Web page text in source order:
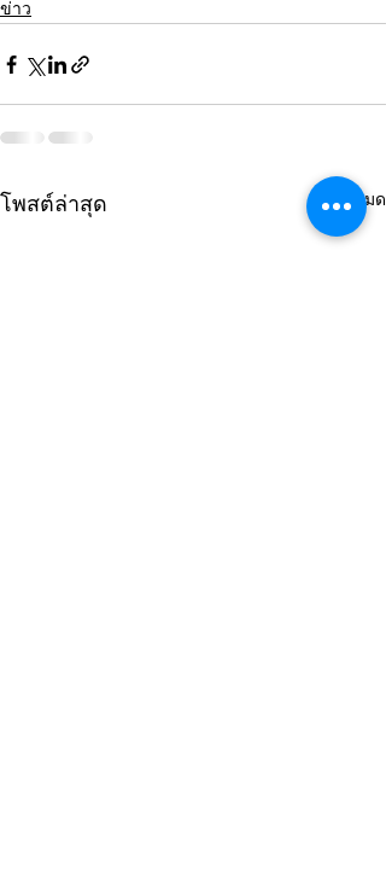
ข่าว
โพสต์ล่าสุด ดูทั้งหมด